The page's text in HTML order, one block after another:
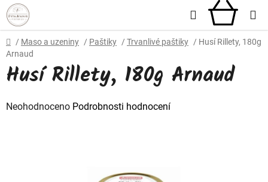
Přejít
na
obsah
Hledat
Domů
/ Maso a uzeniny / Paštiky / Trvanlivé paštiky / Husí Rillety, 180g
Arnaud
Husí Rillety, 180g Arnaud
Průměrné
Neohodnoceno Podrobnosti hodnocení